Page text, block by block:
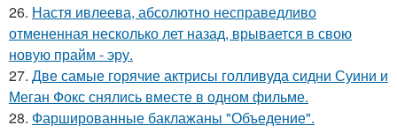
26. Настя ивлеева, абсолютно несправедливо
отмененная несколько лет назад, врывается в свою
новую прайм - эру.
27. Две самые горячие актрисы голливуда сидни Суини и
Меган Фокс снялись вместе в одном фильме.
28. Фаршированные баклажаны "Объедение".